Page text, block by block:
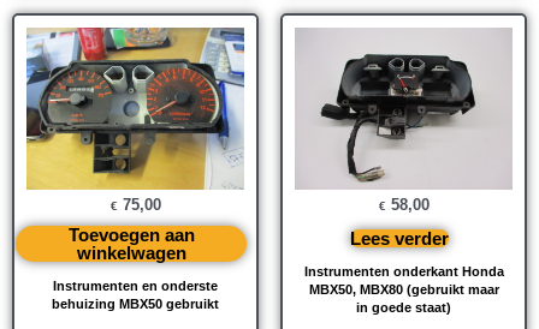
Instrumenten en onderste
behuizing MBX50 gebruikt
€ 75,00
Toevoegen aan
winkelwagen
Instrumenten onderkant Honda
MBX50, MBX80 (gebruikt maar
in goede staat)
€ 58,00
Lees verder